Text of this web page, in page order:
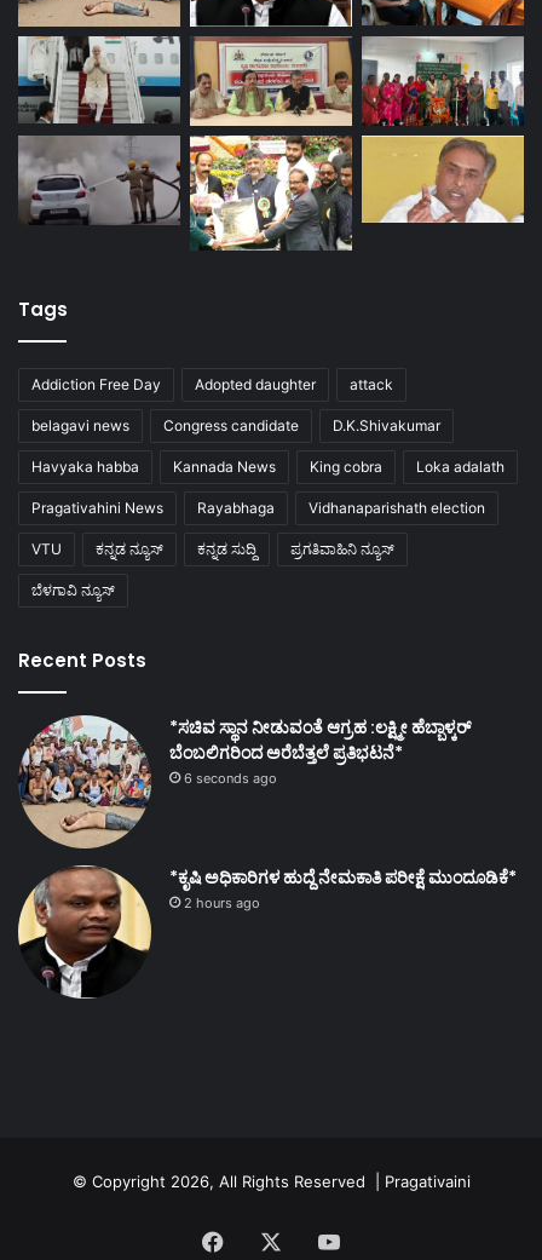
Tags
Addiction Free Day Adopted daughter attack
belagavi news Congress candidate D.K.Shivakumar
Havyaka habba Kannada News King cobra Loka adalath
Pragativahini News Rayabhaga Vidhanaparishath election
VTU ಕನ್ನಡ ನ್ಯೂಸ್ ಕನ್ನಡ ಸುದ್ದಿ ಪ್ರಗತಿವಾಹಿನಿ ನ್ಯೂಸ್
ಬೆಳಗಾವಿ ನ್ಯೂಸ್
Recent Posts
*ಸಚಿವ ಸ್ಥಾನ ನೀಡುವಂತೆ ಆಗ್ರಹ :ಲಕ್ಷ್ಮೀ ಹೆಬ್ಬಾಳ್ಕರ್
ಬೆಂಬಲಿಗರಿಂದ ಅರೆಬೆತ್ತಲೆ ಪ್ರತಿಭಟನೆ*
6 seconds ago
*ಕೃಷಿ ಅಧಿಕಾರಿಗಳ ಹುದ್ದೆ ನೇಮಕಾತಿ ಪರೀಕ್ಷೆ ಮುಂದೂಡಿಕೆ*
2 hours ago
© Copyright 2026, All Rights Reserved | Pragativaini
Facebook YouTube